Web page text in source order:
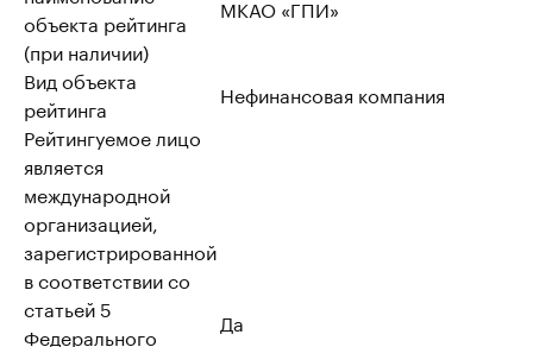
объекта рейтинга
(при наличии)
МКАО «ГПИ»
Вид объекта
рейтинга
Нефинансовая компания
Рейтингуемое лицо
является
международной
организацией,
зарегистрированной
в соответствии со
статьей 5
Федерального
Да